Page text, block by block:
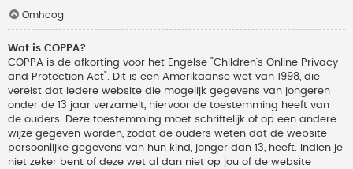
Omhoog
Wat is COPPA?
COPPA is de afkorting voor het Engelse "Children’s Online Privacy
and Protection Act". Dit is een Amerikaanse wet van 1998, die
vereist dat iedere website die mogelijk gegevens van jongeren
onder de 13 jaar verzamelt, hiervoor de toestemming heeft van
de ouders. Deze toestemming moet schriftelijk of op een andere
wijze gegeven worden, zodat de ouders weten dat de website
persoonlijke gegevens van hun kind, jonger dan 13, heeft. Indien je
niet zeker bent of deze wet al dan niet op jou of de website